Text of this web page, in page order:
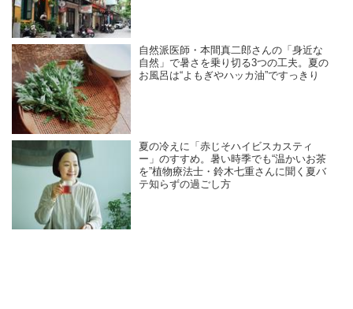
自然派医師・本間真二郎さんの「身近な
自然」で暑さを乗り切る3つの工夫。夏の
お風呂は“よもぎやハッカ油”ですっきり
夏の冷えに「赤じそハイビスカスティ
ー」のすすめ。暑い時季でも“温かいお茶
を”植物療法士・鈴木七重さんに聞く夏バ
テ知らずの過ごし方